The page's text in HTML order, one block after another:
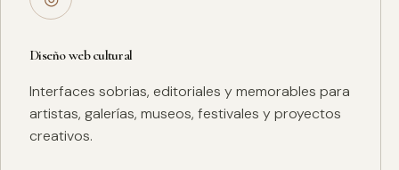
Diseño web cultural
Interfaces sobrias, editoriales y memorables para
artistas, galerías, museos, festivales y proyectos
creativos.